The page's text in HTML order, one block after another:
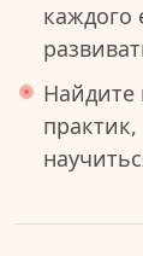
каждого
Найдите